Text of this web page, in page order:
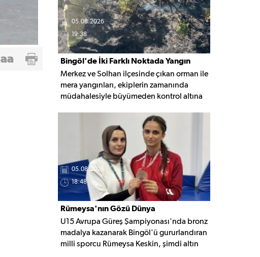
aa
05.08.2026
19:38
Bingöl'de İki Farklı Noktada Yangın
Paniği
Merkez ve Solhan ilçesinde çıkan orman ile
mera yangınları, ekiplerin zamanında
müdahalesiyle büyümeden kontrol altına
nedeninin belirlenmesi için inceleme
05.08.2026
18:48
Rümeysa'nın Gözü Dünya
Şampiyonluğunda
U15 Avrupa Güreş Şampiyonası'nda bronz
madalya kazanarak Bingöl'ü gururlandıran
milli sporcu Rümeysa Keskin, şimdi altın